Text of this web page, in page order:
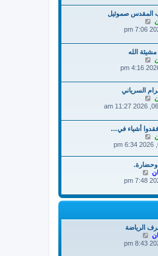
ش
ا
ر
ك
د
آ
ر
ش
ا
ك
المقدس صموئيل
ا
د
آ
ر
ش
ا
ك
الله
ا
د
آ
ر
ش
ا
ك
السرياني
ا
د
ر
ش
ا
ر
ك
أشياء في…
ا
آ
خ
ر
ش
ك
ة
ا
د
آ
ر
م
اا